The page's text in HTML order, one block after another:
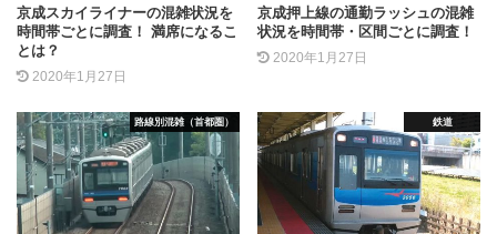
京成スカイライナーの混雑状況を
時間帯ごとに調査！ 満席になるこ
とは？
2020年1月27日
京成押上線の通勤ラッシュの混雑
状況を時間帯・区間ごとに調査！
2020年1月27日
路線別混雑（首都圏） 鉄道